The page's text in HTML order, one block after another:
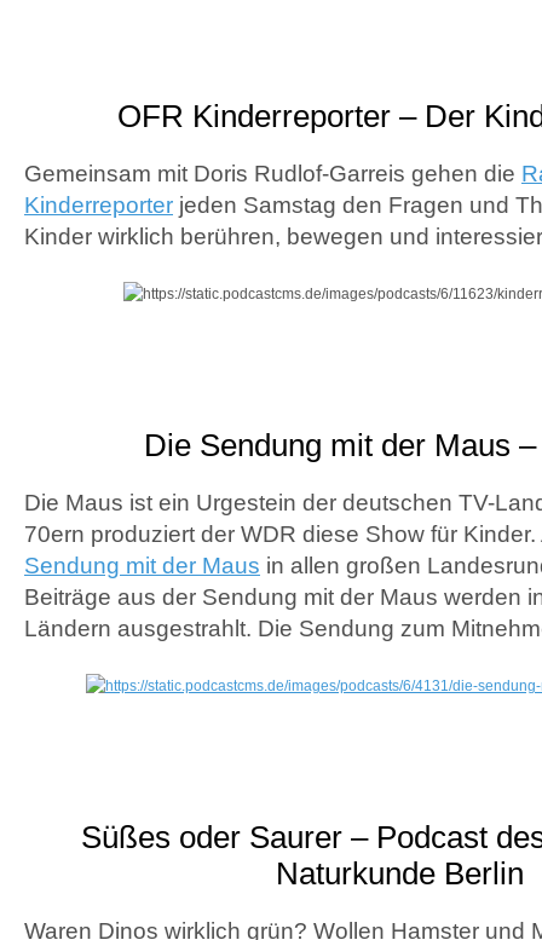
OFR Kinderreporter – Der
Gemeinsam mit Doris Rudlof-Garreis gehen die
Kinderreporter jeden Samstag den Fragen und
Kinder wirklich berühren, bewegen und
Die Sendung mit der Maus
Die Maus ist ein Urgestein der deutschen TV-
70ern produziert der WDR diese Show für
Sendung mit der Maus in allen großen
Beiträge aus der Sendung mit der Maus werden
Ländern ausgestrahlt. Die Sendung zum
Süßes oder Saurer – Podcast
Naturkunde Berlin
Waren Dinos wirklich grün? Wollen Hamster und